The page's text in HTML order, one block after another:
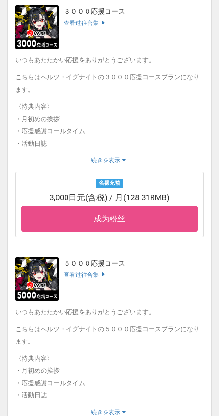
先月の活動の振り返りや面白かったエピソード、今月の目標な
ど、日誌や絵日記として見ることができます。
〈メッセージオリジナル画像について〉
毎月背景を変えて撮影した画像になります。
画像にはなんと、直筆メッセージ又は、タレント本人が入力した
〈ファンティアについて〉
く、あくまでお客様への気持ちの特典であり、タレントを支援す
る形となります。
３０００応援コース
查看过往合集
いつもあたたかい応援をありがとうございます。
こちらはヘルツ・イグナイトの３０００応援コースプランになり
ます。
〈特典内容〉
・月初めの挨拶
・応援感謝コールタイム
・活動日誌
・メッセージオリジナル画像
〈月初めの挨拶について〉
毎月初めにタレントのご挨拶が更新されます。
毎月初めにYouTube配信でお名前をお呼びします。
〈活動日誌について〉
毎月１日に更新いたします。
先月の活動の振り返りや面白かったエピソード、今月の目標な
ど、日誌や絵日記として見ることができます。
〈メッセージオリジナル画像について〉
画像にはなんと、直筆メッセージ又は、タレント本人が入力した
文字メッセージが書き込まれています。
〈カレンダーオリジナル画像について〉
毎月背景を変えて撮影した画像になります。
画像にはなんと、タレント本人が描いたカレンダーが描き込まれ
ています。
続きを表示
名额充裕
3,000日元(含税) / 月(128.31RMB)
成为粉丝
５０００応援コース
查看过往合集
いつもあたたかい応援をありがとうございます。
こちらはヘルツ・イグナイトの５０００応援コースプランになり
ます。
〈特典内容〉
・月初めの挨拶
・応援感謝コールタイム
・活動日誌
・メッセージオリジナル画像
続きを表示